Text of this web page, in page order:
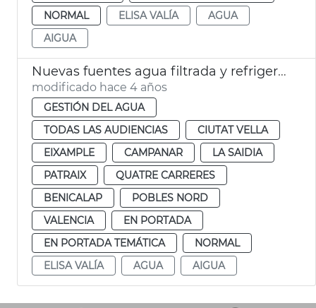
NORMAL
ELISA VALÍA
AGUA
AIGUA
Nuevas fuentes agua filtrada y refrigerada
modificado hace 4 años
GESTIÓN DEL AGUA
TODAS LAS AUDIENCIAS
CIUTAT VELLA
EIXAMPLE
CAMPANAR
LA SAIDIA
PATRAIX
QUATRE CARRERES
BENICALAP
POBLES NORD
VALENCIA
EN PORTADA
EN PORTADA TEMÁTICA
NORMAL
ELISA VALÍA
AGUA AIGUA